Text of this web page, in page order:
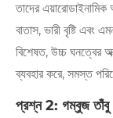
তাদের
বাতাস, ভারী বৃষ্টি
বিশেষত, উচ্চ ঘনত্বের
ব্যবহার করে, সমস্ত
প্রশ্ন 2: গম্বুজ তাঁবু